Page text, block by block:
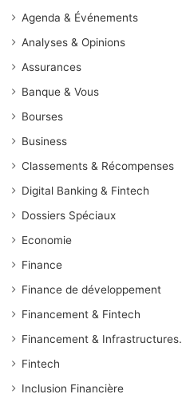
Agenda & Événements
Analyses & Opinions
Assurances
Banque & Vous
Bourses
Business
Classements & Récompenses
Digital Banking & Fintech
Dossiers Spéciaux
Economie
Finance
Finance de développement
Financement & Fintech
Financement & Infrastructures.
Fintech
Inclusion Financière